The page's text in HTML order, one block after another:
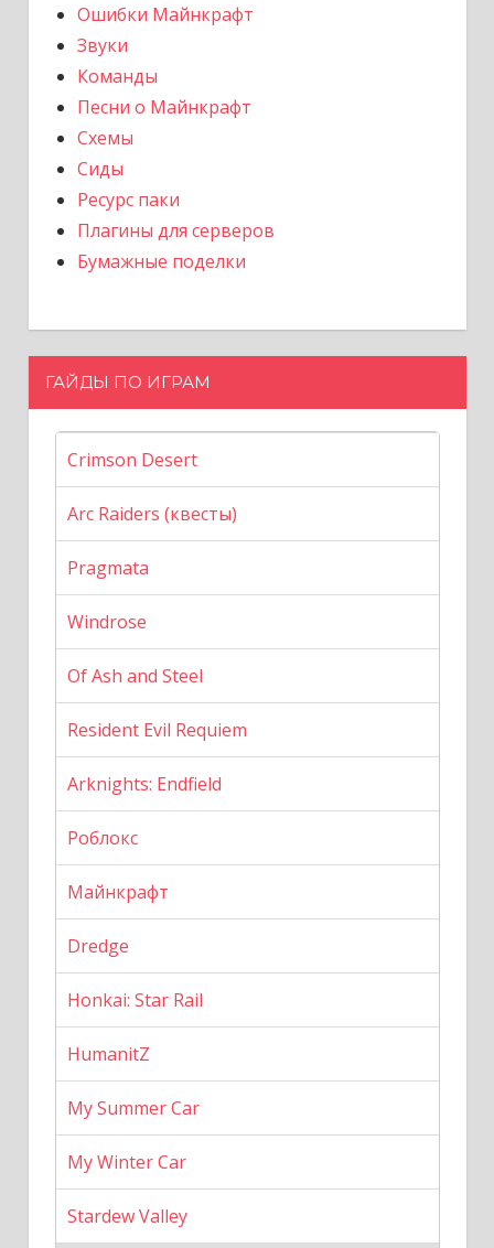
Ошибки Майнкрафт
Звуки
Команды
Песни о Майнкрафт
Схемы
Сиды
Ресурс паки
Плагины для серверов
Бумажные поделки
ГАЙДЫ ПО ИГРАМ
Crimson Desert
Arc Raiders (квесты)
Pragmata
Windrose
Of Ash and Steel
Resident Evil Requiem
Arknights: Endfield
Роблокс
Майнкрафт
Dredge
Honkai: Star Rail
HumanitZ
My Summer Car
My Winter Car
Stardew Valley